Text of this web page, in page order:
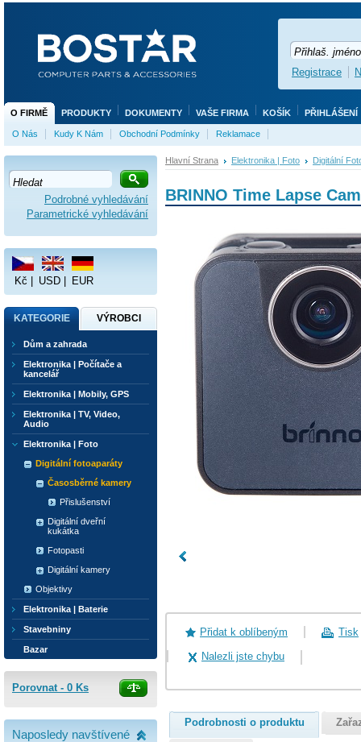
Hlavní Strana Elektronika | Foto Digitální
BRINNO Time Lapse
Přidat k oblíbeným
Tisk
Nalezli jste chybu
Podrobnosti o produktu
Podrobné vyhledávání
Parametrické vyhledávání
Kč USD EUR
KATEGORIE VÝROBCI
Dům a zahrada
Elektronika | Počítače a
kancelář
Elektronika | Mobily, GPS
Elektronika | TV, Video,
Audio
Elektronika | Foto
Digitální fotoaparáty
Časosběrné kamery
Přislušenství
Digitální dveřní
kukátka
Fotopasti
Digitální kamery
Objektivy
Elektronika | Baterie
Stavebniny
Bazar
Porovnat - 0 Ks
Naposledy navštívené
O FIRMĚ PRODUKTY DOKUMENTY VAŠE FIRMA KOŠÍK PŘIHLÁŠENÍ
O Nás Kudy K Nám Obchodní Podmínky Reklamace
Registrace